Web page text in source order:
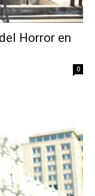
Horror en
0